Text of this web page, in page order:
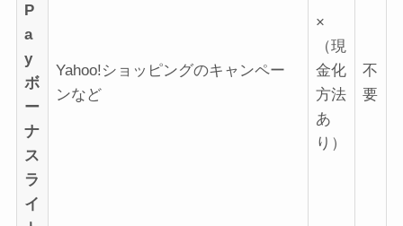
P
a
y
ボ
ー
ナ
ス
ラ
イ
Yahoo!ショッピングのキャンペー
ンなど
×
（現
金化
方法
あ
り）
不
要